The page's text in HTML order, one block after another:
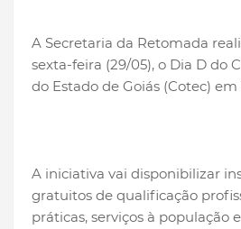
A Secretaria da Retomada
sexta-feira (29/05), o Dia D do
do Estado de Goiás (Cotec) em
A iniciativa vai disponibilizar
gratuitos de qualificação
práticas, serviços à população